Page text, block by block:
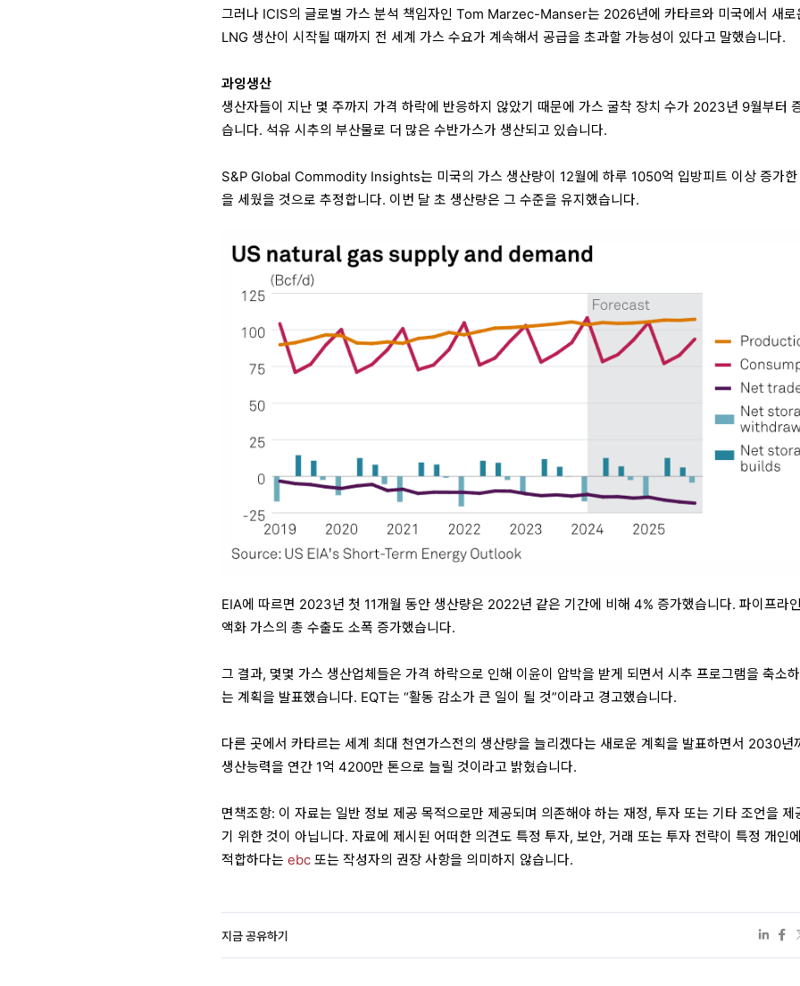
그러나 ICIS의 글로벌 가스 분석 책임자인 Tom Marzec-Manser는 2026년에 카타르와 미국에서 새로
LNG 생산이 시작될 때까지 전 세계 가스 수요가 계속해서 공급을 초과할 가능성이 있다고 말했습니다.
과잉생산
생산자들이 지난 몇 주까지 가격 하락에 반응하지 않았기 때문에 가스 굴착 장치 수가 2023년 9월부터
습니다. 석유 시추의 부산물로 더 많은 수반가스가 생산되고 있습니다.
S&P Global Commodity Insights는 미국의 가스 생산량이 12월에 하루 1050억 입방피트 이상 증가한
을 세웠을 것으로 추정합니다. 이번 달 초 생산량은 그 수준을 유지했습니다.
EIA에 따르면 2023년 첫 11개월 동안 생산량은 2022년 같은 기간에 비해 4% 증가했습니다. 파이프라
액화 가스의 총 수출도 소폭 증가했습니다.
그 결과, 몇몇 가스 생산업체들은 가격 하락으로 인해 이윤이 압박을 받게 되면서 시추 프로그램을 축소
는 계획을 발표했습니다. EQT는 “활동 감소가 큰 일이 될 것”이라고 경고했습니다.
다른 곳에서 카타르는 세계 최대 천연가스전의 생산량을 늘리겠다는 새로운 계획을 발표하면서 2030년
생산능력을 연간 1억 4200만 톤으로 늘릴 것이라고 밝혔습니다.
면책조항: 이 자료는 일반 정보 제공 목적으로만 제공되며 의존해야 하는 재정, 투자 또는 기타 조언을 제
기 위한 것이 아닙니다. 자료에 제시된 어떠한 의견도 특정 투자, 보안, 거래 또는 투자 전략이 특정 개인
적합하다는ebc 또는 작성자의 권장 사항을 의미하지 않습니다.
지금 공유하기